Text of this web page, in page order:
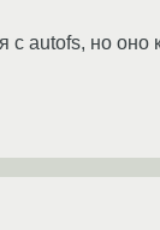
с autofs, но